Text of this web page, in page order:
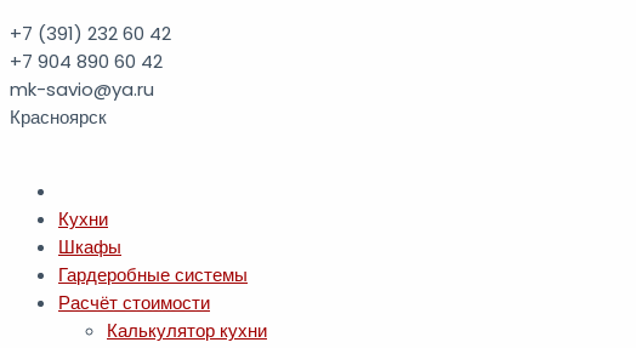
+7 (391) 232 60 42
+7 904 890 60 42
mk-savio@ya.ru
Красноярск
Кухни
Шкафы
Гардеробные системы
Расчёт стоимости
Калькулятор кухни